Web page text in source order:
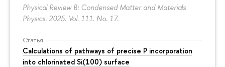
Physical Review B: Condensed Matter and Materials
Physics. 2025. Vol. 111. No. 17.
Статья
Calculations of pathways of precise P incorporation
into chlorinated Si(100) surface